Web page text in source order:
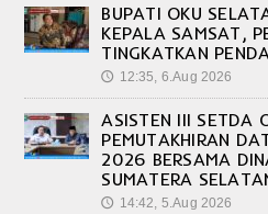
BUPATI OKU
KEPALA SAMSAT,
TINGKATKAN
🕔 12:35, 6.Aug 2026
ASISTEN III SETDA
PEMUTAKHIRAN
2026 BERSAMA
SUMATERA
🕔 14:42, 5.Aug 2026